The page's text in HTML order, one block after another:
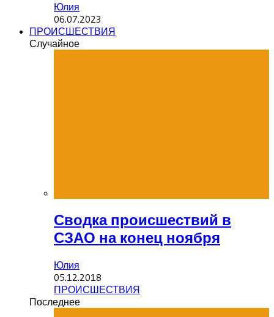
Юлия
06.07.2023
ПРОИСШЕСТВИЯ
Случайное
Сводка происшествий в
СЗАО на конец ноября
Юлия
05.12.2018
ПРОИСШЕСТВИЯ
Последнее